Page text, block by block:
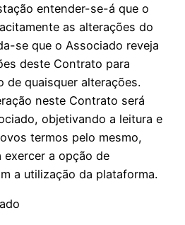
entender-se-á que o
as alterações do
se que o Associado reveja
deste Contrato para
de quaisquer alterações.
neste Contrato será
objetivando a leitura e
termos pelo mesmo,
a opção de
a utilização da plataforma.